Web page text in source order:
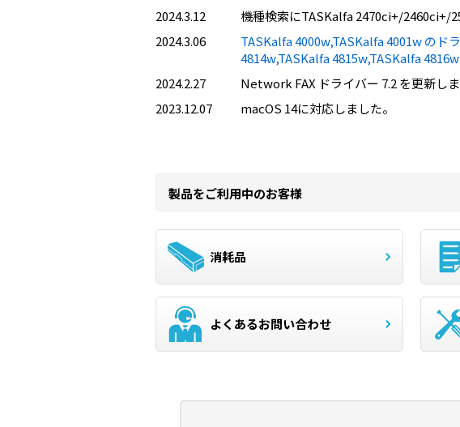
2024.3.12
機種検索にTASKalfa 2470ci+/2460ci+/
2024.3.06
TASKalfa 4000w,TASKalfa 4001w のド
4814w,TASKalfa 4815w,TASKalfa
2024.2.27
Network FAX ドライバー 7.2 を更新しま
2023.12.07
macOS 14に対応しました。
製品をご利用中のお客様
消耗品
よくあるお問い合わせ